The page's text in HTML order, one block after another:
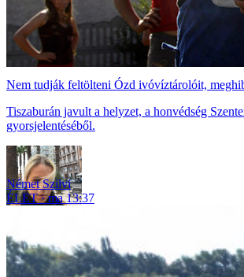
Nem tudják feltölteni Ózd ivóvíztárolóit,
Tiszaburán javult a helyzet, a honvédség
gyorsjelentéséből.
Német Szilvi
ÉLET
ma 13:37